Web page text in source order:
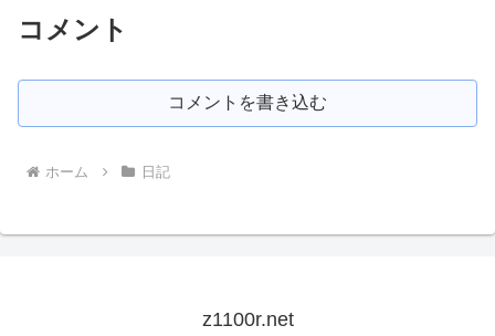
コメント
コメントを書き込む
ホーム 日記
z1100r.net